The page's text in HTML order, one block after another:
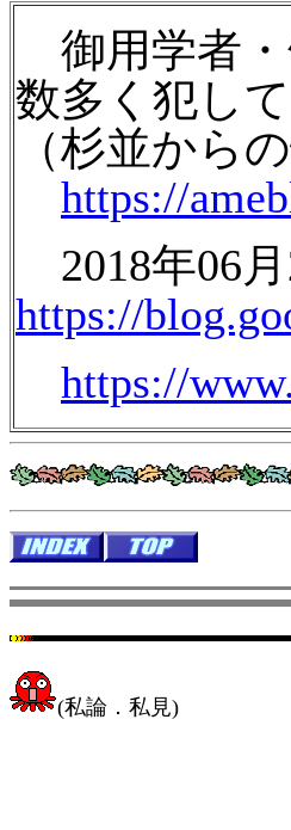
御用学者・
数多く犯し
（杉並から
https://
2018年06
https://
https://
(私論．私見)